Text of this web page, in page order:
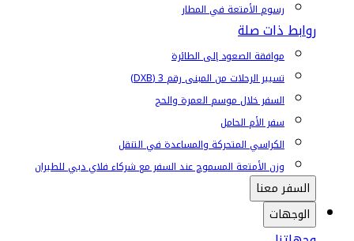
رسوم الأمتعة في المطار
روابط ذات صلة
موافقة الصعود إلى الطائرة
تسيير الرحلات من المبنى رقم 3 (DXB)
السفر خلال موسم العمرة والحج
سفر الأم الحامل
الكراسي المتحركة والمساعدة في التنقل
وزن الأمتعة المسموح عند السفر مع شركاء فلاي دبي للطيران
السفر معنا
الوجهات